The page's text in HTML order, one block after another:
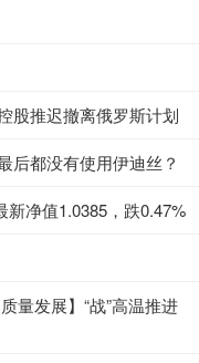
股推迟撤离俄罗斯计划
后都没有使用伊迪丝？
净值1.0385，跌0.47%
量发展】“战”高温推进